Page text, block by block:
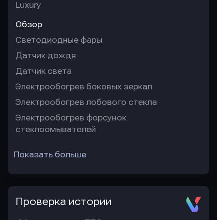
Luxury
Обзор
Светодиодные фары
Датчик дождя
Датчик света
Электрообогрев боковых зеркал
Электрообогрев лобового стекла
Электрообогрев форсунок
стеклоомывателей
Показать больше
Проверка истории